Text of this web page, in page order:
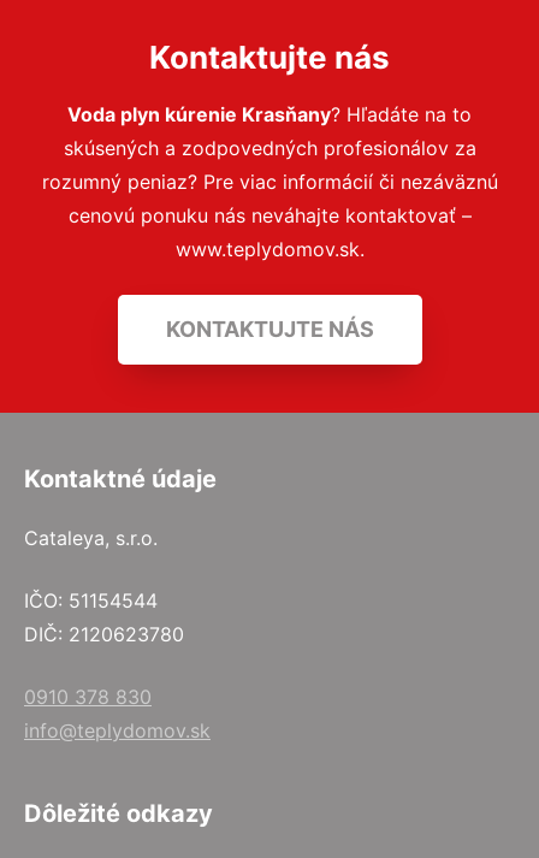
Kontaktujte nás
Voda plyn kúrenie Krasňany? Hľadáte na to
skúsených a zodpovedných profesionálov za
rozumný peniaz? Pre viac informácií či nezáväznú
cenovú ponuku nás neváhajte kontaktovať –
www.teplydomov.sk.
KONTAKTUJTE NÁS
Kontaktné údaje
Cataleya, s.r.o.
IČO: 51154544
DIČ: 2120623780
0910 378 830
info@teplydomov.sk
Dôležité odkazy